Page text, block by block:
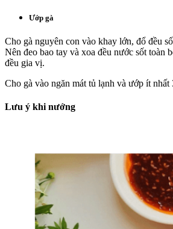
Ướp gà
Cho gà nguyên con vào khay lớn, đổ đều
Nên đeo bao tay và xoa đều nước sốt toàn
đều gia vị.
Cho gà vào ngăn mát tủ lạnh và ướp ít nhất
Lưu ý khi nướng